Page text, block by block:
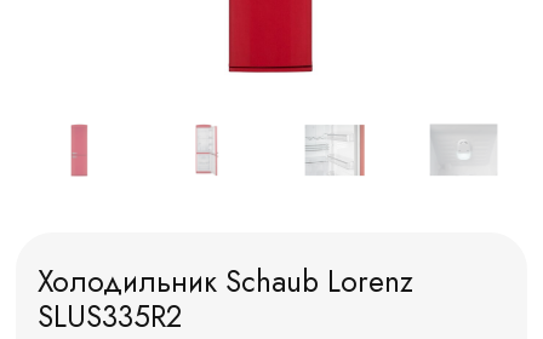
Холодильник Schaub Lorenz
SLUS335R2